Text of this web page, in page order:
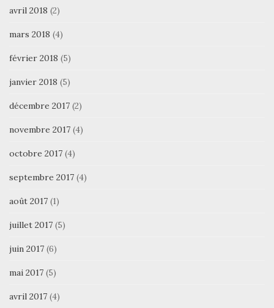
avril 2018 (2)
mars 2018 (4)
février 2018 (5)
janvier 2018 (5)
décembre 2017 (2)
novembre 2017 (4)
octobre 2017 (4)
septembre 2017 (4)
août 2017 (1)
juillet 2017 (5)
juin 2017 (6)
mai 2017 (5)
avril 2017 (4)